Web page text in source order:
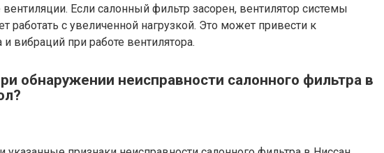
Если салонный фильтр засорен, вентилятор системы
работать с увеличенной нагрузкой. Это может привести к
вибраций при работе вентилятора.
обнаружении неисправности салонного фильтра в